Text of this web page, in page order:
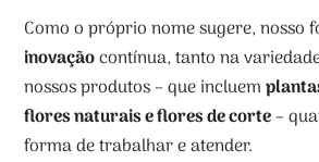
Como o próprio nome sugere, nosso
inovaçãocontínua, tanto na
nossos produtos – que incluem
flores naturais e flores de corte–
forma de trabalhar e atender.